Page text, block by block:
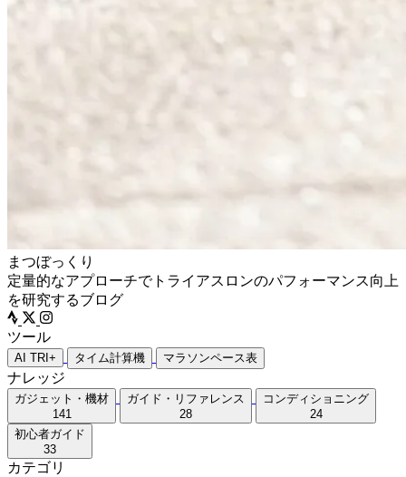
まつぼっくり
定量的なアプローチでトライアスロンのパフォーマンス向上
を研究するブログ
ツール
AI TRI+ タイム計算機 マラソンペース表
ナレッジ
ガジェット・機材
141
ガイド・リファレンス
28
コンディショニング
24
初心者ガイド
33
カテゴリ